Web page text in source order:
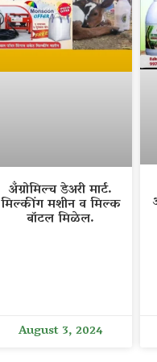
अँग्रोमिल्च डेअरी मार्ट.
मिल्कींग मशीन व मिल्क
बॉटल मिळेल.
August 3, 2024